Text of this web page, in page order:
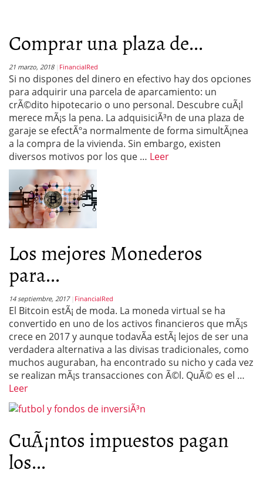
Comprar una plaza de...
21 marzo, 2018 FinancialRed
Si no dispones del dinero en efectivo hay dos opciones
para adquirir una parcela de aparcamiento: un
crÃ©dito hipotecario o uno personal. Descubre cuÃ¡l
merece mÃ¡s la pena. La adquisiciÃ³n de una plaza de
garaje se efectÃºa normalmente de forma simultÃ¡nea
a la compra de la vivienda. Sin embargo, existen
diversos motivos por los que … Leer
Los mejores Monederos
para...
14 septiembre, 2017 FinancialRed
El Bitcoin estÃ¡ de moda. La moneda virtual se ha
convertido en uno de los activos financieros que mÃ¡s
crece en 2017 y aunque todavÃ­a estÃ¡ lejos de ser una
verdadera alternativa a las divisas tradicionales, como
muchos auguraban, ha encontrado su nicho y cada vez
se realizan mÃ¡s transacciones con Ã©l. QuÃ© es el …
Leer
CuÃ¡ntos impuestos pagan
los...